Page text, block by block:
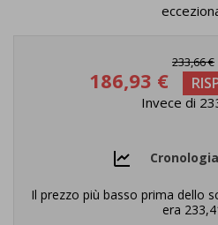
233,66 €
186,93 €
Invece di
Il prezzo più basso prima dello
era